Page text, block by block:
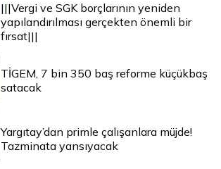
|||Vergi ve SGK borçlarının yeniden
yapılandırılması gerçekten önemli bir
fırsat|||
TİGEM, 7 bin 350 baş reforme küçükbaş
satacak
Yargıtay’dan primle çalışanlara müjde!
Tazminata yansıyacak